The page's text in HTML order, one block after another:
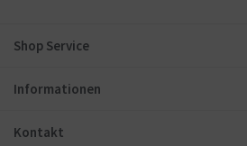
Shop Service
Informationen
Kontakt